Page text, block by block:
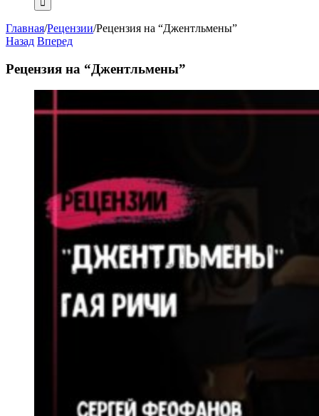
Главная/Рецензии/Рецензия на “Джентльмены”
Назад Вперед
Рецензия на “Джентльмены”